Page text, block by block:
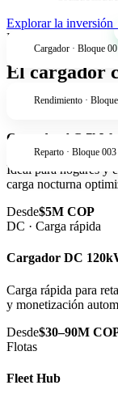
Explorar la inversión
Cargador · Bloque
Rendimiento ·
Reparto · Bloque 003
Productos
El cargador
AC · Residencial
Cargador AC 7kW
Ideal para hogares y
carga nocturna
Desde$5M COP
DC · Carga rápida
Cargador DC
Carga rápida para
y monetización
Desde$30–90M
Flotas
Fleet Hub